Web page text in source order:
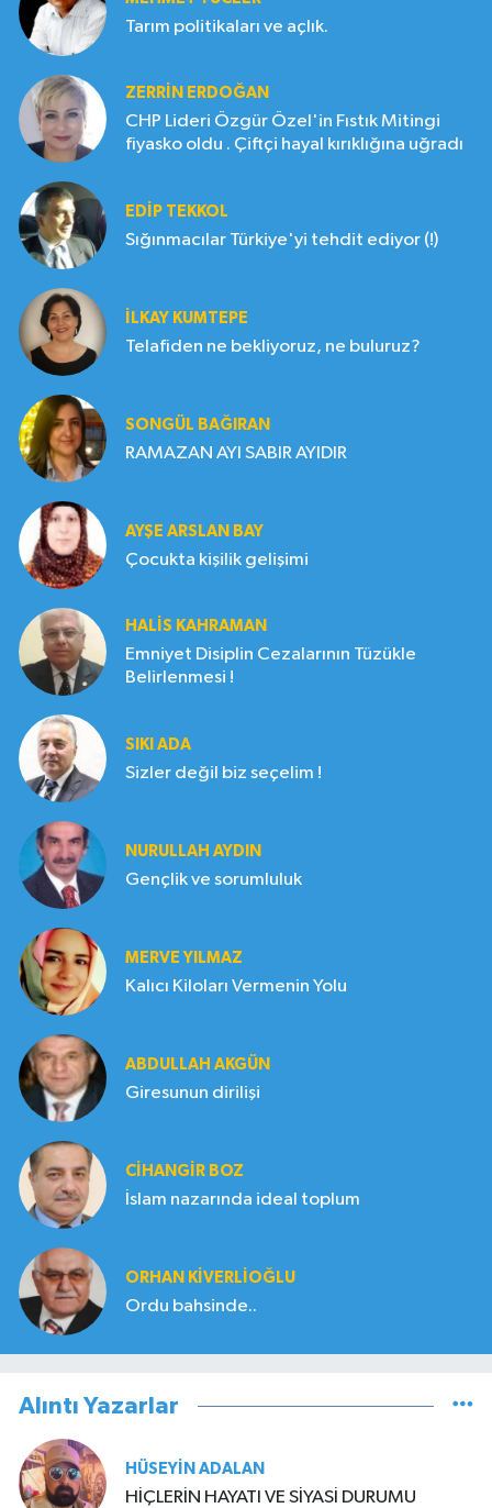
Tarım politikaları ve açlık.
ZERRIN ERDOĞAN
CHP Lideri Özgür Özel'in Fıstık Mitingi
fiyasko oldu . Çiftçi hayal kırıklığına uğradı
EDIP TEKKOL
Sığınmacılar Türkiye'yi tehdit ediyor (!)
İLKAY KUMTEPE
Telafiden ne bekliyoruz, ne buluruz?
SONGÜL BAĞIRAN
RAMAZAN AYI SABIR AYIDIR
AYŞE ARSLAN BAY
Çocukta kişilik gelişimi
HALIS KAHRAMAN
Emniyet Disiplin Cezalarının Tüzükle
Belirlenmesi !
SIKI ADA
Sizler değil biz seçelim !
NURULLAH AYDIN
Gençlik ve sorumluluk
MERVE YILMAZ
Kalıcı Kiloları Vermenin Yolu
ABDULLAH AKGÜN
Giresunun dirilişi
CIHANGIR BOZ
İslam nazarında ideal toplum
ORHAN KIVERLIOĞLU
Ordu bahsinde..
Alıntı Yazarlar
HÜSEYIN ADALAN
HİÇLERİN HAYATI VE SİYASİ DURUMU